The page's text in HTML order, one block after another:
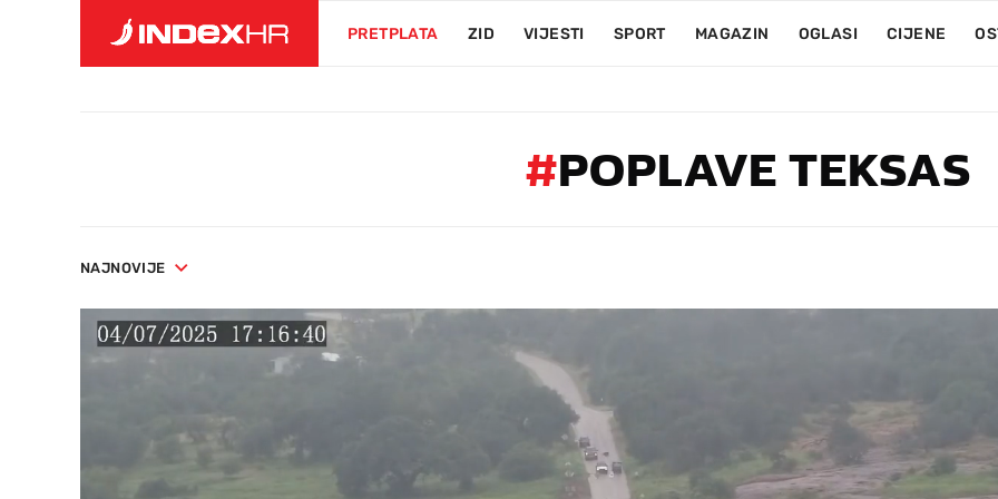
PRETPLATA ZID VIJESTI SPORT MAGAZIN OGLASI CIJENE
#POPLAVE TEKSAS
NAJNOVIJE